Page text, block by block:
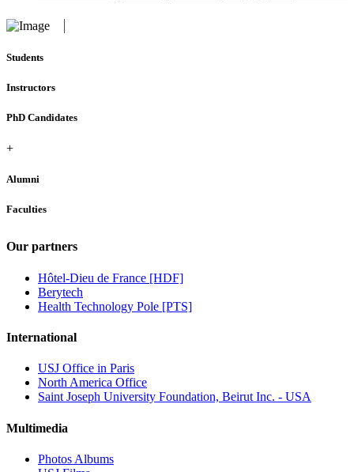
Students
Instructors
PhD Candidates
+
Alumni
Faculties
Our partners
Hôtel-Dieu de France [HDF]
Berytech
Health Technology Pole [PTS]
International
USJ Office in Paris
North America Office
Saint Joseph University Foundation, Beirut Inc. - USA
Multimedia
Photos Albums